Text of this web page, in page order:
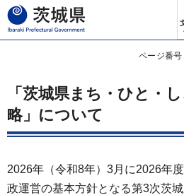
茨城県
ページ番
「茨城県まち・ひと・
略」について
2026年（令和8年）3月に2026年
政運営の基本方針となる第3次茨